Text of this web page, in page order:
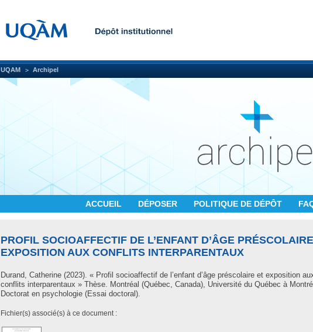
UQAM Archipel
ACCUEIL DÉPOSER POLITIQUE DE DÉPÔT
PROFIL SOCIOAFFECTIF DE L’ENFANT D’ÂGE
EXPOSITION AUX CONFLITS INTERPARENTAUX
Durand, Catherine (2023). « Profil socioaffectif de l’enfant d’âge préscolaire et exposition
conflits interparentaux » Thèse. Montréal (Québec, Canada), Université du Québec à
Doctorat en psychologie (Essai doctoral).
Fichier(s) associé(s) à ce document :